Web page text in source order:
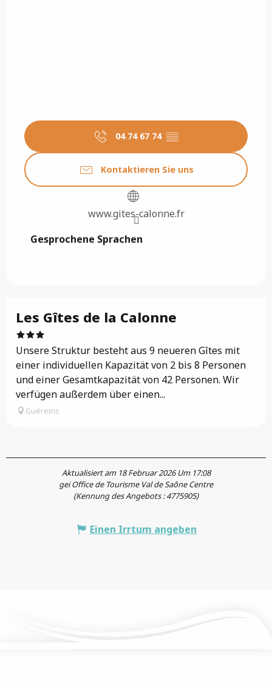
04 74 67 74 ▒▒
Kontaktieren Sie uns
www.gites-calonne.fr
Gesprochene Sprachen
Gesprochene Sprachen
Les Gîtes de la Calonne
Unsere Struktur besteht aus 9 neueren Gîtes mit
einer individuellen Kapazität von 2 bis 8 Personen
und einer Gesamtkapazität von 42 Personen. Wir
verfügen außerdem über einen...
Guéreins
Aktualisiert am 18 Februar 2026 Um 17:08
gei Office de Tourisme Val de Saône Centre
(Kennung des Angebots :4775905)
Einen Irrtum angeben